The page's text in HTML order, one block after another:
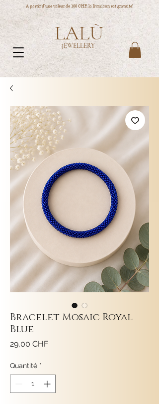
A partir d'une valeur de 100 CHF, la livraison est gratuite!
LALÙ
JEWELLERY
Bracelet Mosaic Royal
Blue
29,00 CHFPrix
Quantité *